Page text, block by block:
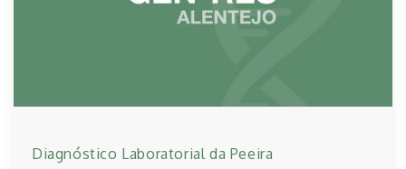
Diagnóstico Laboratorial da Peeira